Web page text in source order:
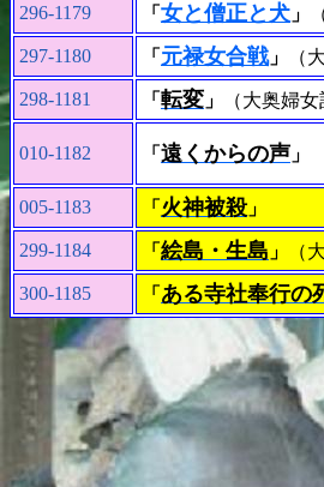
296-1179 「 女と僧正と犬 」
297-1180 「 元禄女合戦」 （
298-1181 「 転変 」 （大奥婦
010-1182 「 遠くからの声 」
005-1183 「 火神被殺 」
299-1184 「 絵島・生島 」 （
300-1185 「 ある寺社奉行の